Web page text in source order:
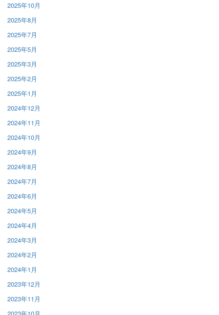
2025年10月
2025年8月
2025年7月
2025年5月
2025年3月
2025年2月
2025年1月
2024年12月
2024年11月
2024年10月
2024年9月
2024年8月
2024年7月
2024年6月
2024年5月
2024年4月
2024年3月
2024年2月
2024年1月
2023年12月
2023年11月